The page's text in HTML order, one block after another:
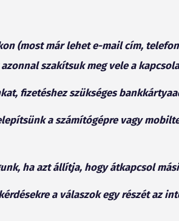
(most már lehet e-mail cím,
szakítsuk meg vele a
fizetéshez szükséges
a számítógépre vagy
ha azt állítja, hogy átkapcsol
a válaszok egy részét az